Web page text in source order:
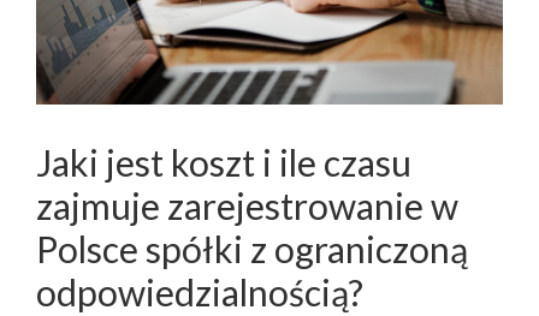
Jaki jest koszt i ile czasu
zajmuje zarejestrowanie w
Polsce spółki z ograniczoną
odpowiedzialnością?